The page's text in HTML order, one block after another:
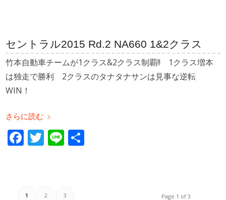
セントラル2015 Rd.2 NA660 1&2クラス
竹本自動車チームが1クラス&2クラス制覇!! 1クラス増本
は独走で勝利 2クラスのタナタナサンは見事な逆転
WIN！
さらに読む
Facebook
Twitter
Line
Page 1 of 3
1 2 3